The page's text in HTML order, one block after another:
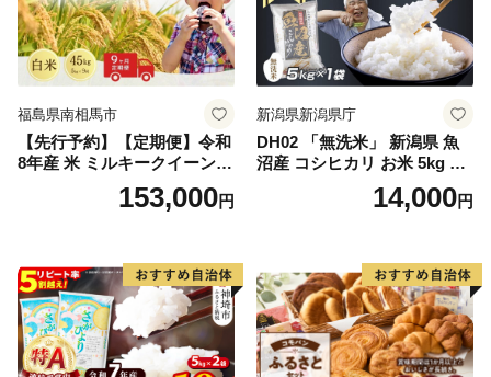
福島県南相馬市
【先行予約】【定期便】令和
8年産 米 ミルキークイーン
白米 45kg (5kg×9回) | ミルキ
ークイーン 米5kg 福島 福島
福島県 南相馬市 cu006-ae
153,000円
新潟県新潟県庁
DH02 「無洗米」 新潟県 魚
沼産 コシヒカリ お米 5kg こ
しひかり 精米 米（お米の美
味しい炊き方ガイド付き）
14,000円